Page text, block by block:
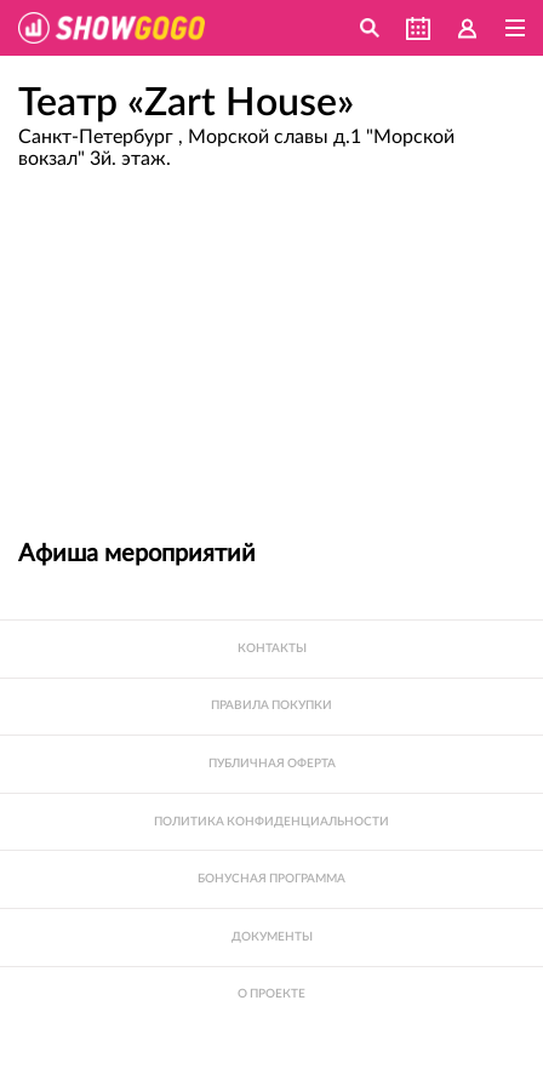
Театр «Zart House»
Санкт-Петербург , Морской славы д.1 "Морской
вокзал" 3й. этаж.
Афиша мероприятий
КОНТАКТЫ
ПРАВИЛА ПОКУПКИ
ПУБЛИЧНАЯ ОФЕРТА
ПОЛИТИКА КОНФИДЕНЦИАЛЬНОСТИ
БОНУСНАЯ ПРОГРАММА
ДОКУМЕНТЫ
О ПРОЕКТЕ